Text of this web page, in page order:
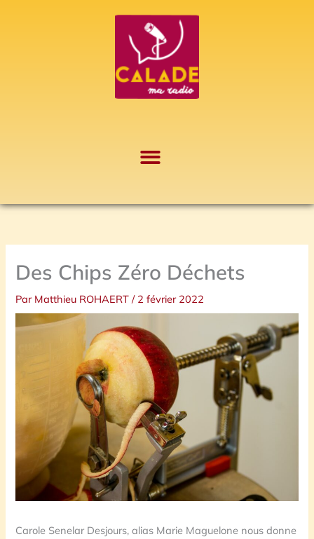
Des Chips Zéro Déchets
Par Matthieu ROHAERT/ 2 février 2022
Carole Senelar Desjours, alias Marie Maguelone nous donne